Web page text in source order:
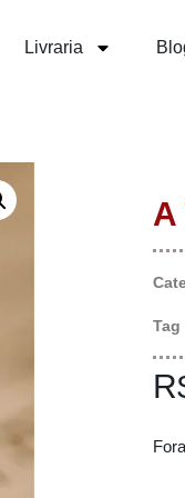
Livraria
A
Tag